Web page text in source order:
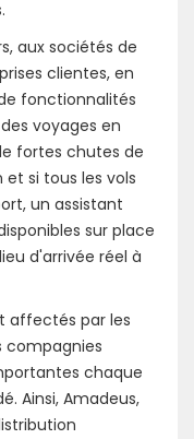
aux sociétés de
clientes, en
fonctionnalités
voyages en
fortes chutes de
si tous les vols
un assistant
sur place
d'arrivée réel à
affectés par les
compagnies
chaque
Ainsi, Amadeus,